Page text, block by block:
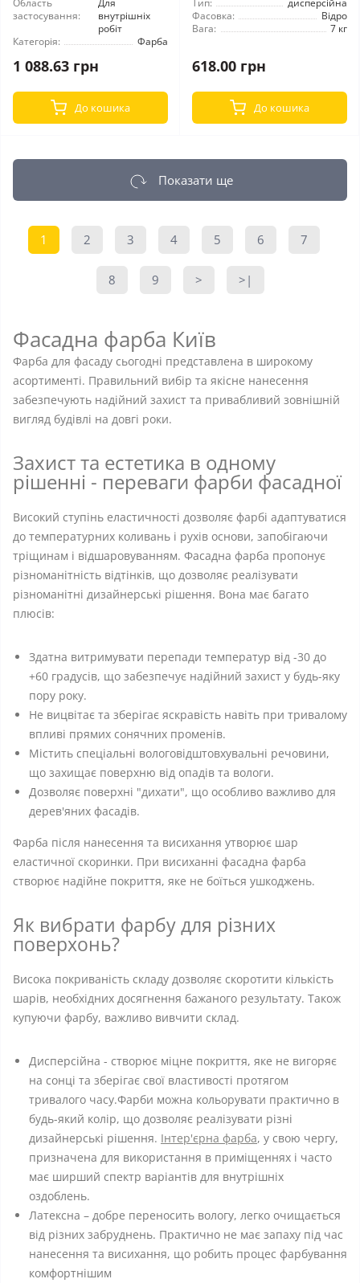
Область
застосування:
Для
внутрішніх
робіт
Категорія:
Фарба
1 088.63 грн
До кошика
Тип:
дисперсійна
Фасовка:
Відро
Вага:
7 кг
618.00 грн
До кошика
Показати ще
1 2 3 4 5 6 7
8 9 > >|
Фасадна фарба Київ
Фарба для фасаду сьогодні представлена ​​в широкому
асортименті. Правильний вибір та якісне нанесення
забезпечують надійний захист та привабливий зовнішній
вигляд будівлі на довгі роки.
Захист та естетика в одному
рішенні - переваги фарби фасадної
Високий ступінь еластичності дозволяє фарбі адаптуватися
до температурних коливань і рухів основи, запобігаючи
тріщинам і відшаровуванням. Фасадна фарба пропонує
різноманітність відтінків, що дозволяє реалізувати
різноманітні дизайнерські рішення. Вона має багато
плюсів:
Здатна витримувати перепади температур від -30 до
+60 градусів, що забезпечує надійний захист у будь-яку
пору року.
Не вицвітає та зберігає яскравість навіть при тривалому
впливі прямих сонячних променів.
Містить спеціальні вологовідштовхувальні речовини,
що захищає поверхню від опадів та вологи.
Дозволяє поверхні "дихати", що особливо важливо для
дерев'яних фасадів.
Фарба після нанесення та висихання утворює шар
еластичної скоринки. При висиханні фасадна фарба
створює надійне покриття, яке не боїться ушкоджень.
Як вибрати фарбу для різних
поверхонь?
Висока покриваність складу дозволяє скоротити кількість
шарів, необхідних досягнення бажаного результату. Також
купуючи фарбу, важливо вивчити склад.
Дисперсійна - створює міцне покриття, яке не вигоряє
на сонці та зберігає свої властивості протягом
тривалого часу.Фарби можна кольорувати практично в
будь-який колір, що дозволяє реалізувати різні
дизайнерські рішення. Інтер'єрна фарба, у свою чергу,
призначена для використання в приміщеннях і часто
має ширший спектр варіантів для внутрішніх
оздоблень.
Латексна – добре переносить вологу, легко очищається
від різних забруднень. Практично не має запаху під час
нанесення та висихання, що робить процес фарбування
комфортнішим